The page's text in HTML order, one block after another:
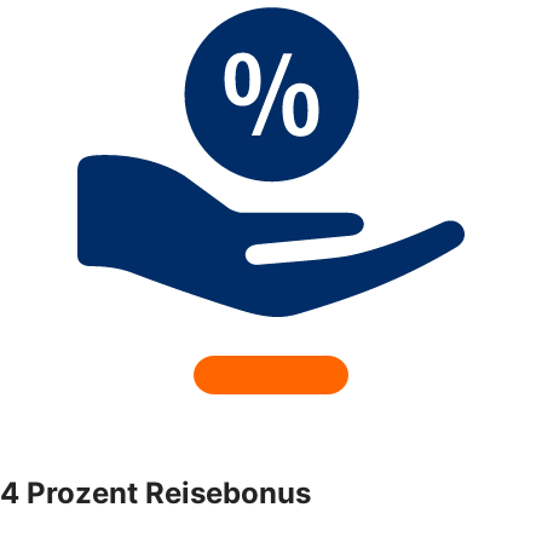
4 Prozent Reisebonus